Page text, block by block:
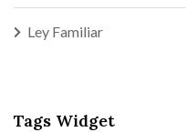
Ley Familiar
Tags Widget